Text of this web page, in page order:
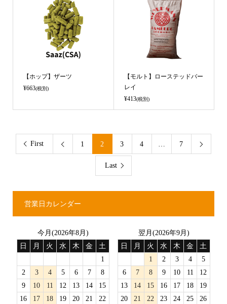
【ホップ】ザーツ
¥663(税別)
【モルト】ローステッドバー
レイ
¥413(税別)
First  1 2 3 4 … 7 
Last
営業日カレンダー
今月(2026年8月)
日
月 火 水 木 金
土
1
2
3 4 5 6 7
8
9
10 11 12 13 14
15
16
17 18 19 20 21
22
翌月(2026年9月)
日
月 火 水 木 金
土
1
2 3 4
5
6
7 8 9 10 11
12
13
14 15 16 17 18
19
20
21 22 23 24 25
26